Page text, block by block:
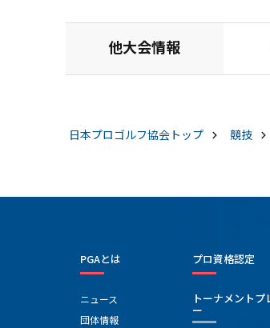
他大会情報
日本プロゴルフ協会 トップ 競技
PGAとは
ニュース
団体情報
プロ資格認定
トーナメントプ
ー